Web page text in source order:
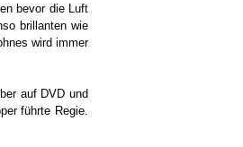
bevor die Luft
brillanten wie
wird immer
auf DVD und
führte Regie.